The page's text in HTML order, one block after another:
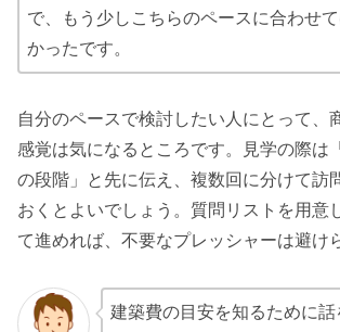
で、もう少しこちらのペースに合わせ
かったです。
自分のペースで検討したい人にとって、
感覚は気になるところです。見学の際は
の段階」と先に伝え、複数回に分けて訪
おくとよいでしょう。質問リストを用意
て進めれば、不要なプレッシャーは避け
建築費の目安を知るために話